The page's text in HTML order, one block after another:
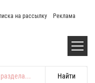
на рассылку
Реклама